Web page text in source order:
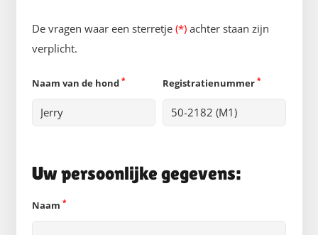
De vragen waar een sterretje (*) achter staan zijn
verplicht.
Naam van de hond * Registratienummer *
Uw persoonlijke gegevens:
Naam *